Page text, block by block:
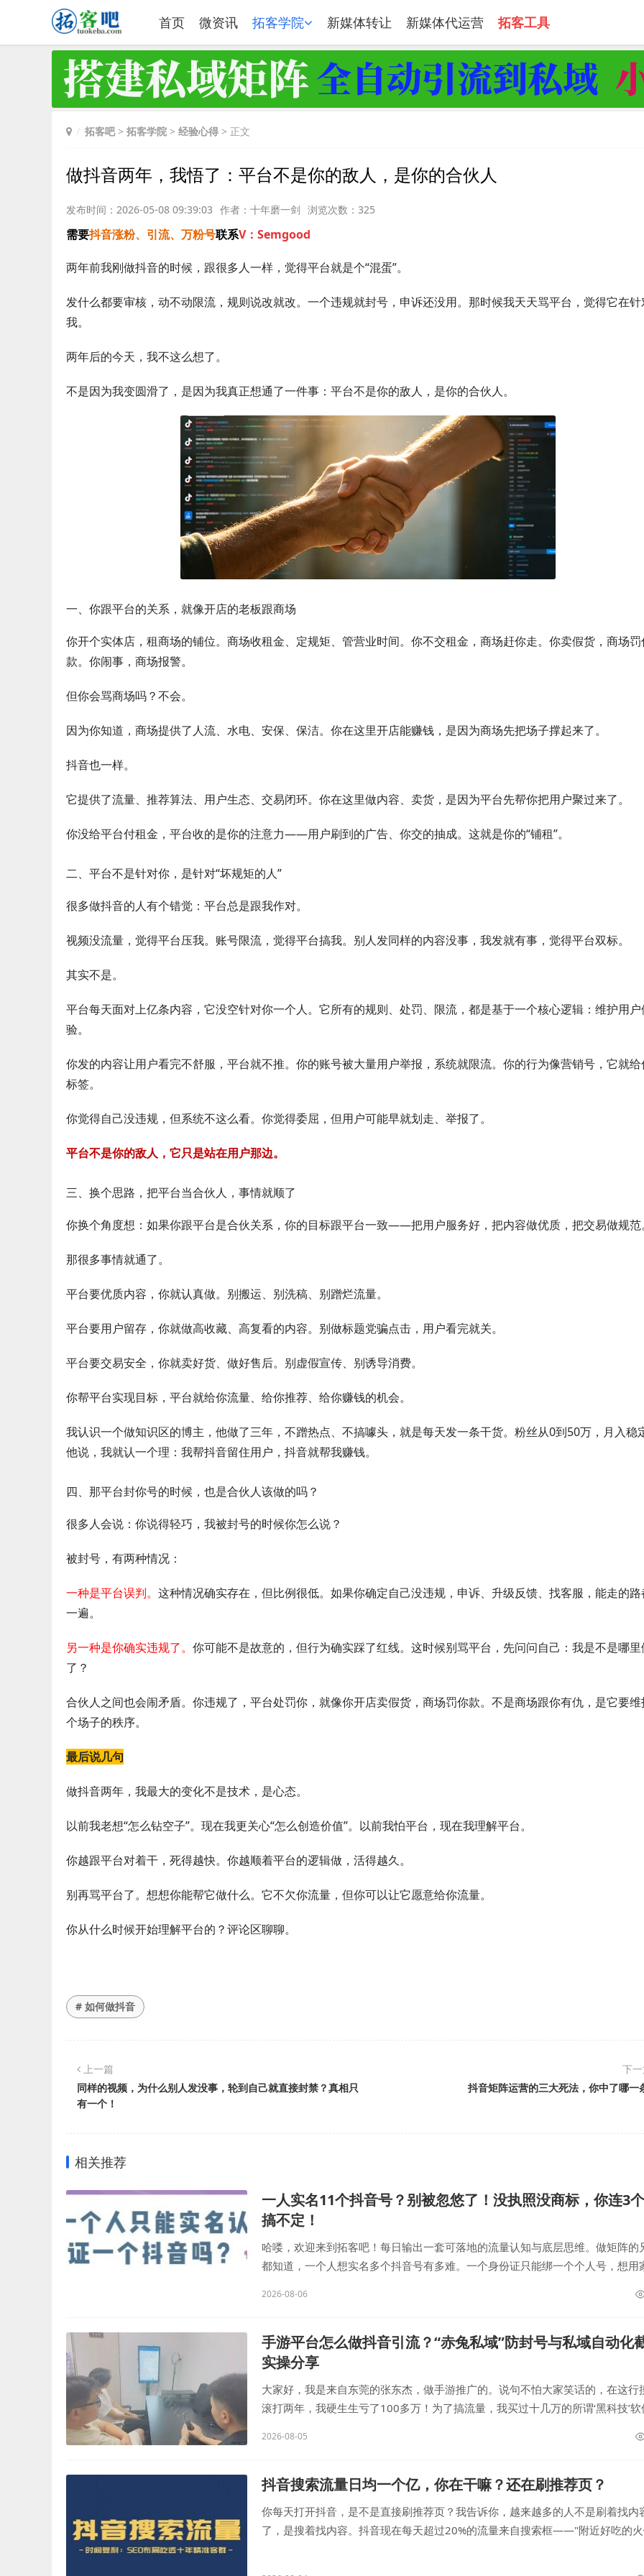
首页 微资讯 拓客学院 新媒体转让 新媒体代运营 拓客工具
拓客吧> 拓客学院 > 经验心得 > 正文
做抖音两年，我悟了：平台不是你的敌人，是你的合伙人
发布时间：2026-05-08 09:39:03 作者：十年磨一剑 浏览次数：325
需要抖音涨粉、引流、万粉号联系V：Semgood
两年前我刚做抖音的时候，跟很多人一样，觉得平台就是个“混蛋”。
发什么都要审核，动不动限流，规则说改就改。一个违规就封号，申诉还没用。那时候我天天骂平台，觉得它在针
我。
两年后的今天，我不这么想了。
不是因为我变圆滑了，是因为我真正想通了一件事：平台不是你的敌人，是你的合伙人。
一、你跟平台的关系，就像开店的老板跟商场
你开个实体店，租商场的铺位。商场收租金、定规矩、管营业时间。你不交租金，商场赶你走。你卖假货，商场罚
款。你闹事，商场报警。
但你会骂商场吗？不会。
因为你知道，商场提供了人流、水电、安保、保洁。你在这里开店能赚钱，是因为商场先把场子撑起来了。
抖音也一样。
它提供了流量、推荐算法、用户生态、交易闭环。你在这里做内容、卖货，是因为平台先帮你把用户聚过来了。
你没给平台付租金，平台收的是你的注意力——用户刷到的广告、你交的抽成。这就是你的“铺租”。
二、平台不是针对你，是针对“坏规矩的人”
很多做抖音的人有个错觉：平台总是跟我作对。
视频没流量，觉得平台压我。账号限流，觉得平台搞我。别人发同样的内容没事，我发就有事，觉得平台双标。
其实不是。
平台每天面对上亿条内容，它没空针对你一个人。它所有的规则、处罚、限流，都是基于一个核心逻辑：维护用户
验。
你发的内容让用户看完不舒服，平台就不推。你的账号被大量用户举报，系统就限流。你的行为像营销号，它就
标签。
你觉得自己没违规，但系统不这么看。你觉得委屈，但用户可能早就划走、举报了。
平台不是你的敌人，它只是站在用户那边。
三、换个思路，把平台当合伙人，事情就顺了
你换个角度想：如果你跟平台是合伙关系，你的目标跟平台一致——把用户服务好，把内容做优质，把交易做规范。
那很多事情就通了。
平台要优质内容，你就认真做。别搬运、别洗稿、别蹭烂流量。
平台要用户留存，你就做高收藏、高复看的内容。别做标题党骗点击，用户看完就关。
平台要交易安全，你就卖好货、做好售后。别虚假宣传、别诱导消费。
你帮平台实现目标，平台就给你流量、给你推荐、给你赚钱的机会。
我认识一个做知识区的博主，他做了三年，不蹭热点、不搞噱头，就是每天发一条干货。粉丝从0到50万，月入稳
他说，我就认一个理：我帮抖音留住用户，抖音就帮我赚钱。
四、那平台封你号的时候，也是合伙人该做的吗？
很多人会说：你说得轻巧，我被封号的时候你怎么说？
被封号，有两种情况：
一种是平台误判。 这种情况确实存在，但比例很低。如果你确定自己没违规，申诉、升级反馈、找客服，能走的路
一遍。
另一种是你确实违规了。 你可能不是故意的，但行为确实踩了红线。这时候别骂平台，先问问自己：我是不是哪
了？
合伙人之间也会闹矛盾。你违规了，平台处罚你，就像你开店卖假货，商场罚你款。不是商场跟你有仇，是它要
个场子的秩序。
最后说几句
做抖音两年，我最大的变化不是技术，是心态。
以前我老想“怎么钻空子”。现在我更关心“怎么创造价值”。以前我怕平台，现在我理解平台。
你越跟平台对着干，死得越快。你越顺着平台的逻辑做，活得越久。
别再骂平台了。想想你能帮它做什么。它不欠你流量，但你可以让它愿意给你流量。
你从什么时候开始理解平台的？评论区聊聊。
# 如何做抖音
上一篇
同样的视频，为什么别人发没事，轮到自己就直接封禁？真相只
有一个！
下
抖音矩阵运营的三大死法，你中了哪一
相关推荐
一人实名11个抖音号？别被忽悠了！没执照没商标，你连3
搞不定！
哈喽，欢迎来到拓客吧！每日输出一套可落地的流量认知与底层思维。做矩阵的
都知道，一个人想实名多个抖音号有多难。一个身份证只能绑一个个人号，想用
2026-08-06
手游平台怎么做抖音引流？“赤兔私域”防封号与私域自动化
实操分享
大家好，我是来自东莞的张东杰，做手游推广的。说句不怕大家笑话的，在这行
滚打两年，我硬生生亏了100多万！为了搞流量，我买过十几万的所谓‘黑科技’软
2026-08-05
抖音搜索流量日均一个亿，你在干嘛？还在刷推荐页？
你每天打开抖音，是不是直接刷推荐页？我告诉你，越来越多的人不是刷着找内
了，是搜着找内容。抖音现在每天超过20%的流量来自搜索框——"附近好吃的